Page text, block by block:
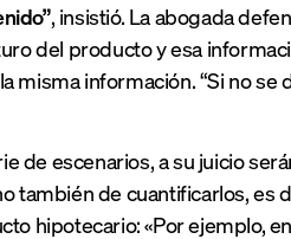
, insistió. La abogada
del producto y esa
información. “Si no se
de escenarios, a su juicio
también de cuantificarlos, es
hipotecario: «Por ejemplo,